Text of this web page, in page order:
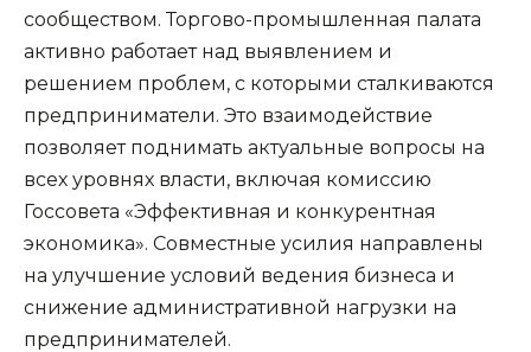
сообществом. Торгово-промышленная палата
активно работает над выявлением и
решением проблем, с которыми сталкиваются
предприниматели. Это взаимодействие
позволяет поднимать актуальные вопросы на
всех уровнях власти, включая комиссию
Госсовета «Эффективная и конкурентная
экономика». Совместные усилия направлены
на улучшение условий ведения бизнеса и
снижение административной нагрузки на
предпринимателей.